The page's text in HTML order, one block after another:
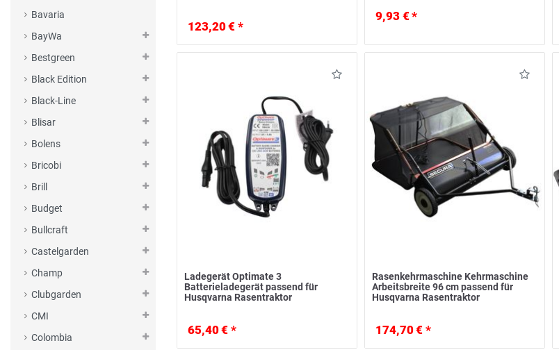
Bavaria
BayWa
Bestgreen
Black Edition
Black-Line
Blisar
Bolens
Bricobi
Brill
Budget
Bullcraft
Castelgarden
Champ
Clubgarden
CMI
Colombia
123,20 € *
9,93 € *
Ladegerät Optimate 3
Batterieladegerät passend für
Husqvarna Rasentraktor
65,40 € *
Rasenkehrmaschine Kehrmaschine
Arbeitsbreite 96 cm passend für
Husqvarna Rasentraktor
174,70 € *